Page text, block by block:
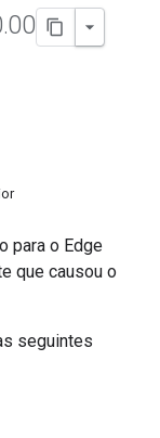
.00
para o Edge
que causou o
seguintes